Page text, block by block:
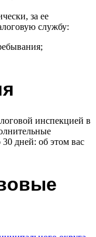
за ее
службу:
инспекцией в
дней: об этом вас